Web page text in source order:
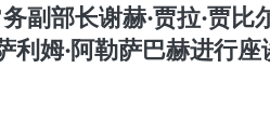
副部长谢赫·贾拉·贾
利姆·阿勒萨巴赫进行座